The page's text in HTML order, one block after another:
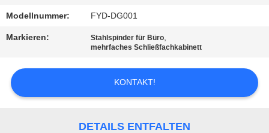
VERBINDUNG
FORDERN
Modellnummer: FYD-DG001
Markieren: Stahlspinder für Büro,
mehrfaches Schließfachkabinett
KONTAKT!
DETAILS ENTFALTEN